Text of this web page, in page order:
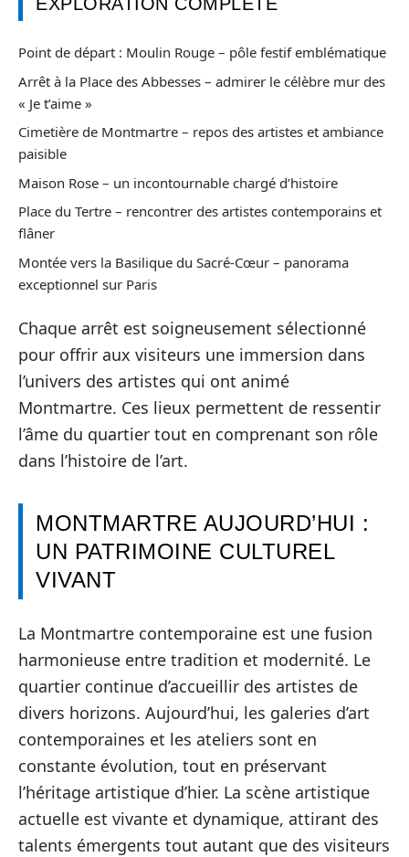
Point de départ : Moulin Rouge – pôle festif emblématique
Arrêt à la Place des Abbesses – admirer le célèbre mur des
« Je t’aime »
Cimetière de Montmartre – repos des artistes et ambiance
paisible
Maison Rose – un incontournable chargé d’histoire
Place du Tertre – rencontrer des artistes contemporains et
flâner
Montée vers la Basilique du Sacré-Cœur – panorama
exceptionnel sur Paris
Chaque arrêt est soigneusement sélectionné
pour offrir aux visiteurs une immersion dans
l’univers des artistes qui ont animé
Montmartre. Ces lieux permettent de ressentir
l’âme du quartier tout en comprenant son rôle
dans l’histoire de l’art.
MONTMARTRE AUJOURD’HUI :
UN PATRIMOINE CULTUREL
VIVANT
La Montmartre contemporaine est une fusion
harmonieuse entre tradition et modernité. Le
quartier continue d’accueillir des artistes de
divers horizons. Aujourd’hui, les galeries d’art
contemporaines et les ateliers sont en
constante évolution, tout en préservant
l’héritage artistique d’hier. La scène artistique
actuelle est vivante et dynamique, attirant des
talents émergents tout autant que des visiteurs